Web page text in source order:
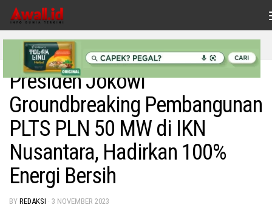
Skip to content
BISNIS/INDONESIAKU
Presiden Jokowi
Groundbreaking Pembangunan
PLTS PLN 50 MW di IKN
Nusantara, Hadirkan 100%
Energi Bersih
BY REDAKSI · 3 NOVEMBER 2023